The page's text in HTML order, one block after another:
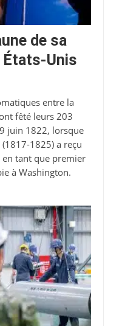
de sa
États-Unis
entre la
fêté leurs 203
juin 1822, lorsque
1825) a reçu
tant que premier
à Washington.